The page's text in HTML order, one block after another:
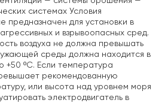
системах Условия
предназначен для установки в
и взрывоопасных сред.
воздуха не должна превышать
среды должна находится в
+50 ºС. Если температура
рекомендованную
или высота над уровнем моря
электродвигатель в